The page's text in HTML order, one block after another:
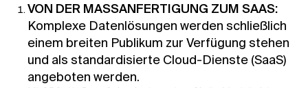
VON DER MASSANFERTIGUNG ZUM SAAS:
Komplexe Datenlösungen werden schließlich
einem breiten Publikum zur Verfügung stehen
und als standardisierte Cloud-Dienste (SaaS)
angeboten werden.